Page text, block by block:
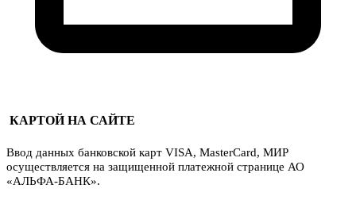
КАРТОЙ НА САЙТЕ
Ввод данных банковской карт VISA, MasterCard, МИР
осуществляется на защищенной платежной странице АО
«АЛЬФА-БАНК».